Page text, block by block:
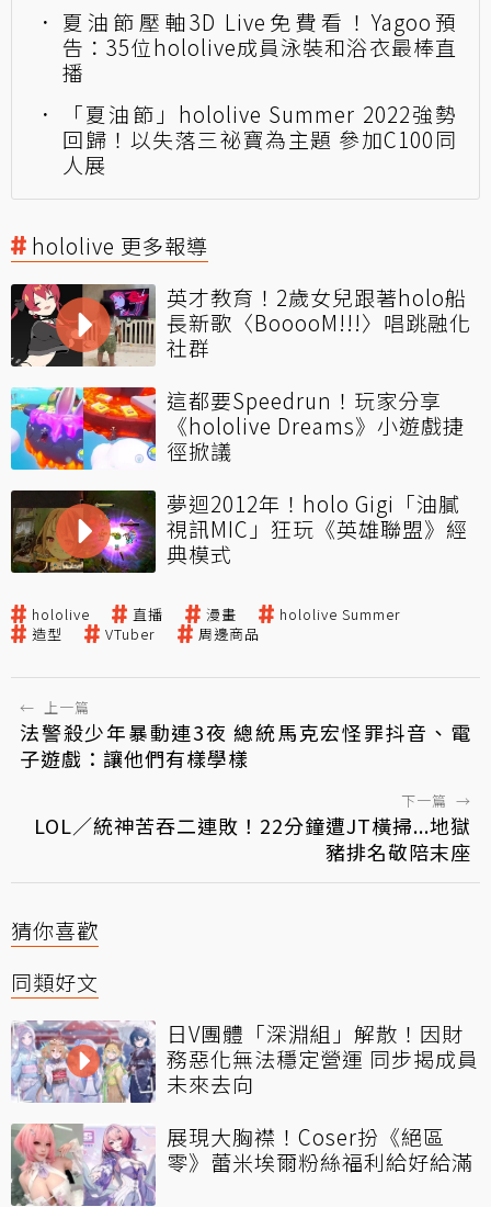
夏油節壓軸3D Live免費看！Yagoo預
告：35位hololive成員泳裝和浴衣最棒直
播
「夏油節」hololive Summer 2022強勢
回歸！以失落三祕寶為主題 參加C100同
人展
hololive 更多報導
英才教育！2歲女兒跟著holo船
長新歌〈BooooM!!!〉唱跳融化
社群
這都要Speedrun！玩家分享
《hololive Dreams》小遊戲捷
徑掀議
夢迴2012年！holo Gigi「油膩
視訊MIC」狂玩《英雄聯盟》經
典模式
hololive 直播 漫畫
hololive Summer
造型
VTuber 周邊商品
← 上一篇
法警殺少年暴動連3夜 總統馬克宏怪罪抖音、電
子遊戲：讓他們有樣學樣
下一篇 →
LOL／統神苦吞二連敗！22分鐘遭JT橫掃...地獄
豬排名敬陪末座
猜你喜歡
同類好文
日V團體「深淵組」解散！因財
務惡化無法穩定營運 同步揭成員
未來去向
展現大胸襟！Coser扮《絕區
零》蕾米埃爾粉絲福利給好給滿